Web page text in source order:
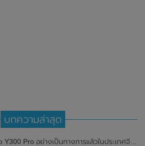
บทความล่าสุด
ระเทศจีน มาพร้อมดีไซน์พรีเมี่ยม ทนทาน และแบตเตอรี่สุดอึดขนาดใหญ่ 6,500mAh พร้อมรองรับการชาร์จไว 80W